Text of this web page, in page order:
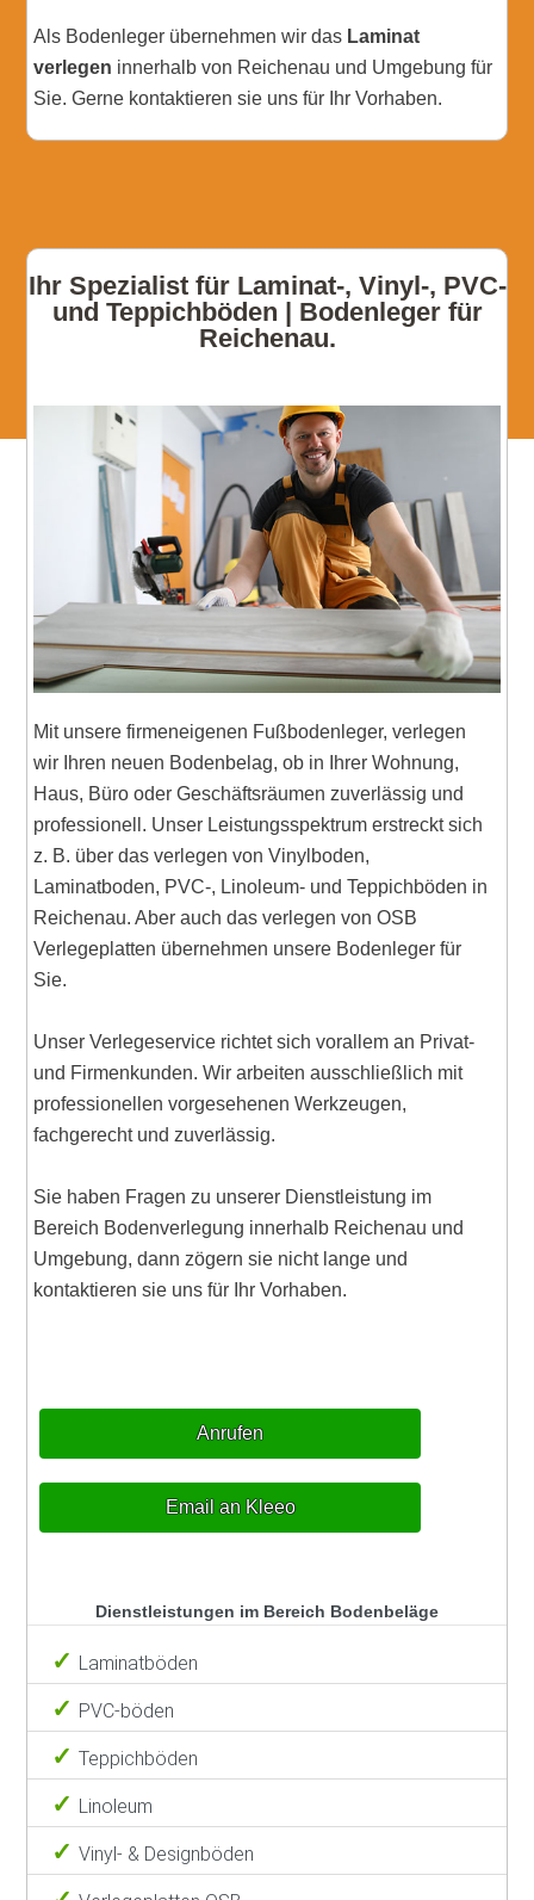
Als Bodenleger übernehmen wir das Laminat
verlegen innerhalb von Reichenau und Umgebung für
Sie. Gerne kontaktieren sie uns für Ihr Vorhaben.
Ihr Spezialist für Laminat-, Vinyl-, PVC-
und Teppichböden | Bodenleger für
Reichenau.
Mit unsere firmeneigenen Fußbodenleger, verlegen
wir Ihren neuen Bodenbelag, ob in Ihrer Wohnung,
Haus, Büro oder Geschäftsräumen zuverlässig und
professionell. Unser Leistungsspektrum erstreckt sich
z. B. über das verlegen von Vinylboden,
Laminatboden, PVC-, Linoleum- und Teppichböden in
Reichenau. Aber auch das verlegen von OSB
Verlegeplatten übernehmen unsere Bodenleger für
Sie.
Unser Verlegeservice richtet sich vorallem an Privat-
und Firmenkunden. Wir arbeiten ausschließlich mit
professionellen vorgesehenen Werkzeugen,
fachgerecht und zuverlässig.
Sie haben Fragen zu unserer Dienstleistung im
Bereich Bodenverlegung innerhalb Reichenau und
Umgebung, dann zögern sie nicht lange und
kontaktieren sie uns für Ihr Vorhaben.
Anrufen
Email an Kleeo
Dienstleistungen im Bereich Bodenbeläge
Laminatböden
PVC-böden
Teppichböden
Linoleum
Vinyl- & Designböden